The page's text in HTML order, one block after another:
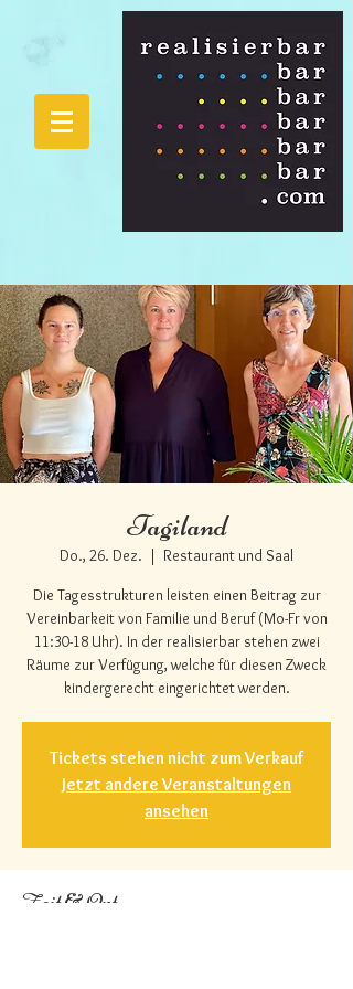
Tagiland
Do., 26. Dez.
  |
Restaurant und Saal
Die Tagesstrukturen leisten einen Beitrag zur
Vereinbarkeit von Familie und Beruf (Mo-Fr von
11:30-18 Uhr). In der realisierbar stehen zwei
Räume zur Verfügung, welche für diesen Zweck
kindergerecht eingerichtet werden.
Tickets stehen nicht zum Verkauf
Jetzt andere Veranstaltungen
ansehen
Zeit & Ort